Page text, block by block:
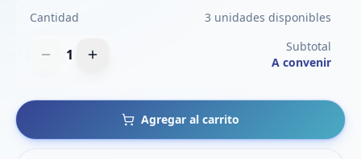
Cantidad 3 unidades disponibles
1
Subtotal
A convenir
Agregar al carrito